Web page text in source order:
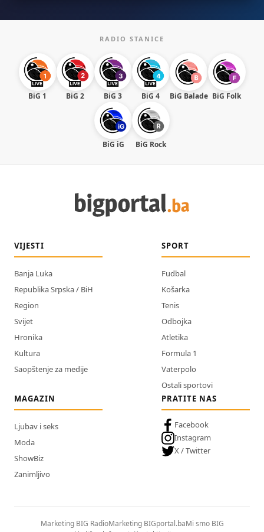
RADIO STANICE
BiG 1 BiG 2 BiG 3 BiG 4 BiG Balade BiG Folk
BiG iG BiG Rock
VIJESTI
Banja Luka
Republika Srpska / BiH
Region
Svijet
Hronika
Kultura
Saopštenje za medije
SPORT
Fudbal
Košarka
Tenis
Odbojka
Atletika
Formula 1
Vaterpolo
Ostali sportovi
MAGAZIN
Ljubav i seks
Moda
ShowBiz
Zanimljivo
PRATITE NAS
Facebook
Instagram
X / Twitter
Marketing BIG RadioMarketing BIGportal.baMi smo BIG